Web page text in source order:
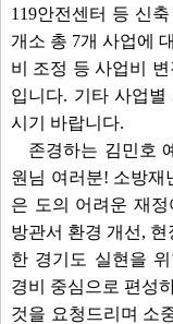
119안전센터 등 신
개소 총 7개 사업에
비 조정 등 사업비
입니다. 기타 사업
시기 바랍니다.
존경하는 김민호
원님 여러분! 소방재
은 도의 어려운 재
방관서 환경 개선,
한 경기도 실현을
경비 중심으로 편성
것을 요청드리며 소